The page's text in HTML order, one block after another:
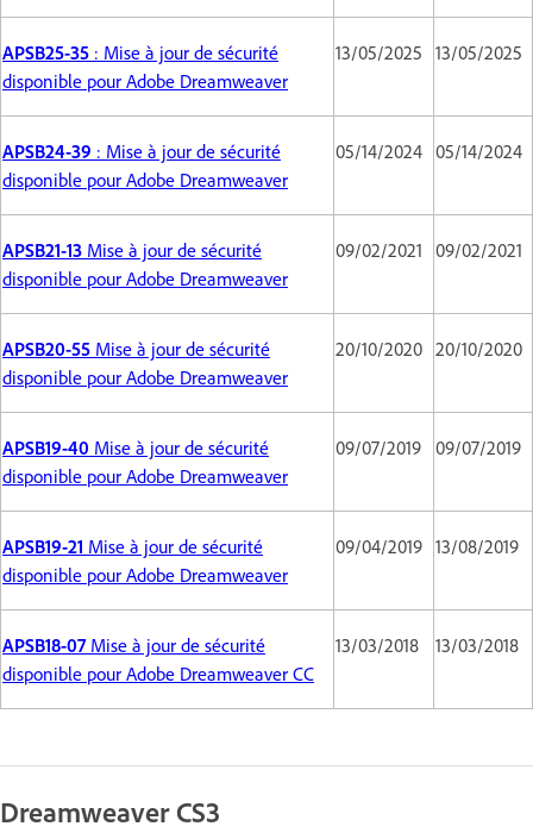
APSB25-35 : Mise à jour de sécurité
disponible pour Adobe Dreamweaver
13/05/2025 13/05/2025
APSB24-39 : Mise à jour de sécurité
disponible pour Adobe Dreamweaver
05/14/2024 05/14/2024
APSB21-13 Mise à jour de sécurité
disponible pour Adobe Dreamweaver
09/02/2021 09/02/2021
APSB20-55 Mise à jour de sécurité
disponible pour Adobe Dreamweaver
20/10/2020 20/10/2020
APSB19-40 Mise à jour de sécurité
disponible pour Adobe Dreamweaver
09/07/2019 09/07/2019
APSB19-21 Mise à jour de sécurité
disponible pour Adobe Dreamweaver
09/04/2019 13/08/2019
APSB18-07 Mise à jour de sécurité
disponible pour Adobe Dreamweaver CC
13/03/2018 13/03/2018
Dreamweaver CS3